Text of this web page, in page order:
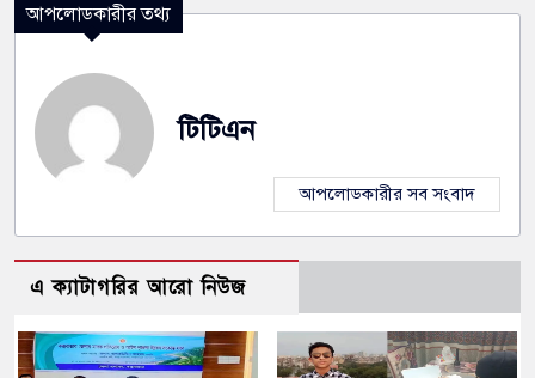
আপলোডকারীর তথ্য
টিটিএন
আপলোডকারীর সব সংবাদ
এ ক্যাটাগরির আরো নিউজ